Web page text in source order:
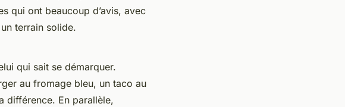
qui ont beaucoup d’avis, avec
terrain solide.
qui sait se démarquer.
au fromage bleu, un taco au
différence. En parallèle,